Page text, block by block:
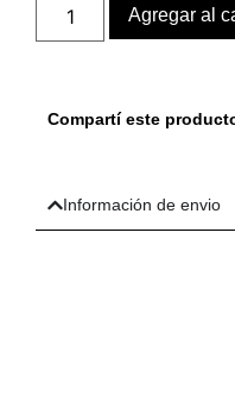
Agregar al
Compartí este
Información de envio